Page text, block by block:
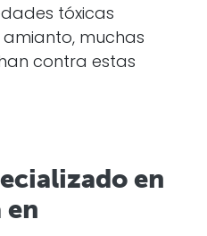
tóxicas
muchas
contra estas
en
en